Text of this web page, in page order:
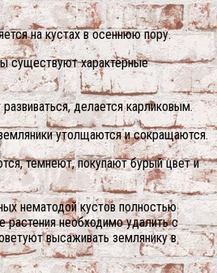
на кустах в осеннюю пору.
существуют характерные
делается карликовым.
утолщаются и сокращаются.
темнеют, покупают бурый цвет и
нематодой кустов полностью
растения необходимо удалить с
высаживать землянику в